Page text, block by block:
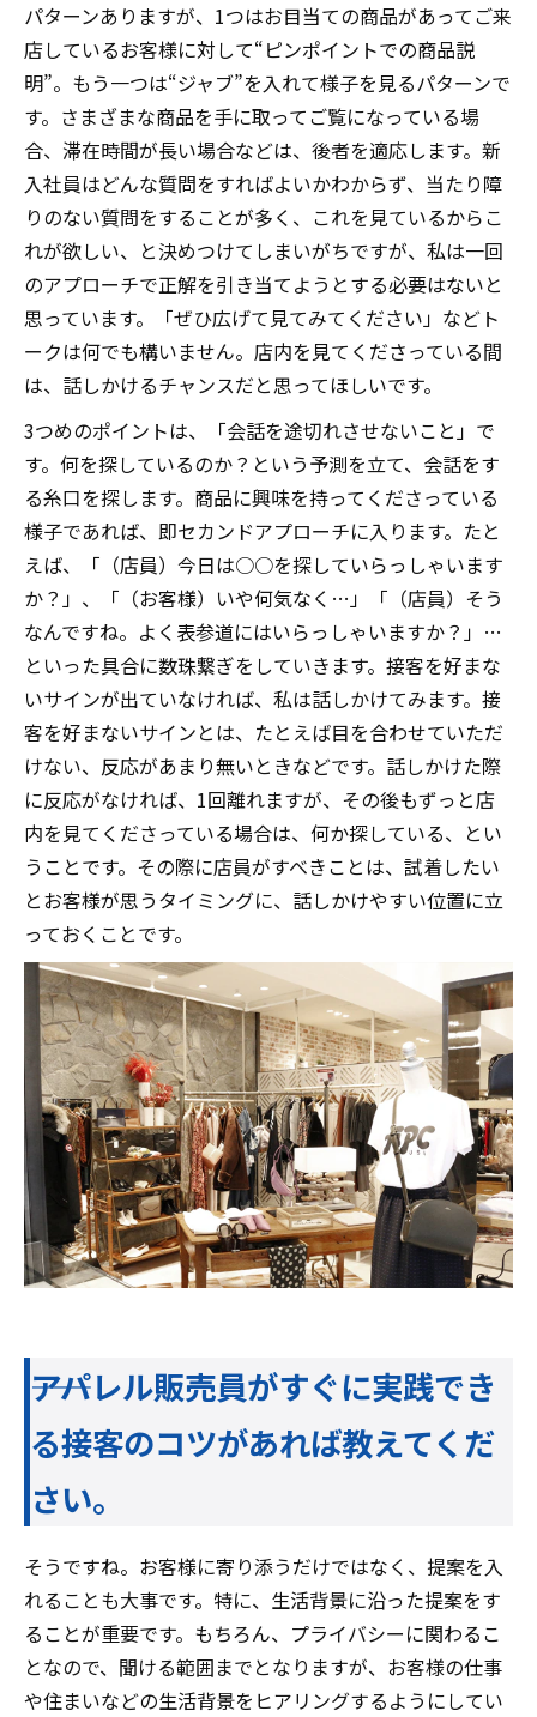
パターンありますが、1つはお目当ての商品があってご来
店しているお客様に対して“ピンポイントでの商品説
明”。もう一つは“ジャブ”を入れて様子を見るパターンで
す。さまざまな商品を手に取ってご覧になっている場
合、滞在時間が長い場合などは、後者を適応します。新
入社員はどんな質問をすればよいかわからず、当たり障
りのない質問をすることが多く、これを見ているからこ
れが欲しい、と決めつけてしまいがちですが、私は一回
のアプローチで正解を引き当てようとする必要はないと
思っています。「ぜひ広げて見てみてください」などト
ークは何でも構いません。店内を見てくださっている間
は、話しかけるチャンスだと思ってほしいです。
3つめのポイントは、「会話を途切れさせないこと」で
す。何を探しているのか？という予測を立て、会話をす
る糸口を探します。商品に興味を持ってくださっている
様子であれば、即セカンドアプローチに入ります。たと
えば、「（店員）今日は○○を探していらっしゃいます
か？」、「（お客様）いや何気なく…」「（店員）そう
なんですね。よく表参道にはいらっしゃいますか？」…
といった具合に数珠繋ぎをしていきます。接客を好まな
いサインが出ていなければ、私は話しかけてみます。接
客を好まないサインとは、たとえば目を合わせていただ
けない、反応があまり無いときなどです。話しかけた際
に反応がなければ、1回離れますが、その後もずっと店
内を見てくださっている場合は、何か探している、とい
うことです。その際に店員がすべきことは、試着したい
とお客様が思うタイミングに、話しかけやすい位置に立
っておくことです。
――アパレル販売員がすぐに実践でき
る接客のコツがあれば教えてくだ
さい。
そうですね。お客様に寄り添うだけではなく、提案を入
れることも大事です。特に、生活背景に沿った提案をす
ることが重要です。もちろん、プライバシーに関わるこ
となので、聞ける範囲までとなりますが、お客様の仕事
や住まいなどの生活背景をヒアリングするようにしてい